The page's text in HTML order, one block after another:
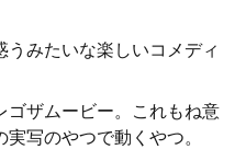
みたいな楽しいコメディ
ゴザムービー。これもね意
写のやつで動くやつ。